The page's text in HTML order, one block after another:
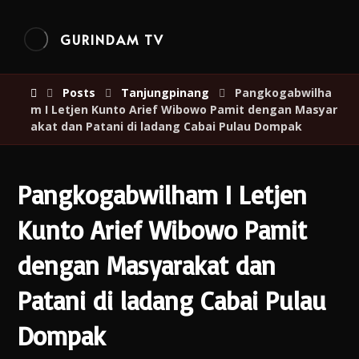
GURINDAM TV
Posts Tanjungpinang
Pangkogabwilha
m I Letjen Kunto Arief Wibowo Pamit dengan Masyar
akat dan Patani di ladang Cabai Pulau Dompak
Pangkogabwilham I Letjen
Kunto Arief Wibowo Pamit
dengan Masyarakat dan
Patani di ladang Cabai Pulau
Dompak